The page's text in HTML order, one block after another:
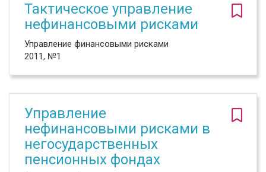
Тактическое управление
нефинансовыми рисками
Управление финансовыми рисками
2011, №1
Управление
нефинансовыми рисками в
негосударственных
пенсионных фондах